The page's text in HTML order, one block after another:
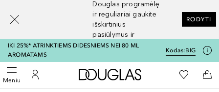
Douglas programėlę
ir reguliariai gaukite
išskirtinius
pasiūlymus ir
nuolaidas
RODYTI
IKI 25%* ATRINKTIEMS DIDESNIEMS NEI 80 ML
AROMATAMS
Kodas:BIG
MeniuAtidaryti meniuĮ mano paskyrą
Į Douglas pagrindinį
Į mano
Į
Grįžk atgal
Vykdykite paiešką
[navigation.slideout.screenreader]